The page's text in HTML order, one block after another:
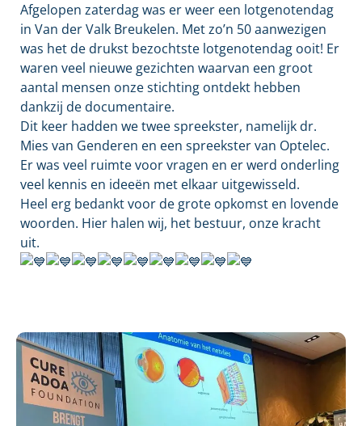
Afgelopen zaterdag was er weer een lotgenotendag
in Van der Valk Breukelen. Met zo’n 50 aanwezigen
was het de drukst bezochtste lotgenotendag ooit! Er
waren veel nieuwe gezichten waarvan een groot
aantal mensen onze stichting ontdekt hebben
dankzij de documentaire.
Dit keer hadden we twee spreekster, namelijk dr.
Mies van Genderen en een spreekster van Optelec.
Er was veel ruimte voor vragen en er werd onderling
veel kennis en ideeën met elkaar uitgewisseld.
Heel erg bedankt voor de grote opkomst en lovende
woorden. Hier halen wij, het bestuur, onze kracht
uit.